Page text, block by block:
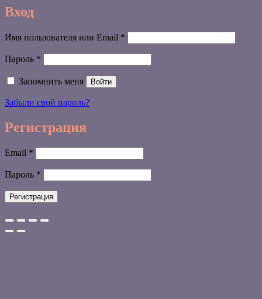
Вход
Имя пользователя или Email *
Пароль *
Запомнить меня Войти
Забыли свой пароль?
Регистрация
Email *
Пароль *
Регистрация